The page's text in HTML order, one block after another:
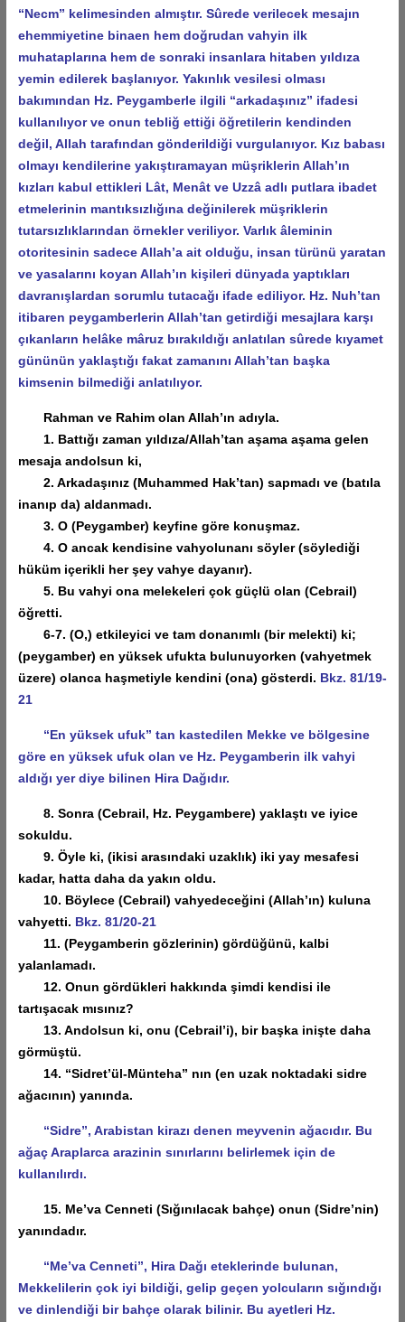
“Necm” kelimesinden almıştır. Sûrede verilecek mesajın
ehemmiyetine binaen hem doğrudan vahyin ilk
muhataplarına hem de sonraki insanlara hitaben yıldıza
yemin edilerek başlanıyor. Yakınlık vesilesi olması
bakımından Hz. Peygamberle ilgili “arkadaşınız” ifadesi
kullanılıyor ve onun tebliğ ettiği öğretilerin kendinden
değil, Allah tarafından gönderildiği vurgulanıyor. Kız babası
olmayı kendilerine yakıştıramayan müşriklerin Allah’ın
kızları kabul ettikleri Lât, Menât ve Uzzâ adlı putlara ibadet
etmelerinin mantıksızlığına değinilerek müşriklerin
tutarsızlıklarından örnekler veriliyor. Varlık âleminin
otoritesinin sadece Allah’a ait olduğu, insan türünü yaratan
ve yasalarını koyan Allah’ın kişileri dünyada yaptıkları
davranışlardan sorumlu tutacağı ifade ediliyor. Hz. Nuh’tan
itibaren peygamberlerin Allah’tan getirdiği mesajlara karşı
çıkanların helâke mâruz bırakıldığı anlatılan sûrede kıyamet
gününün yaklaştığı fakat zamanını Allah’tan başka
kimsenin bilmediği anlatılıyor.
Rahman ve Rahim olan Allah’ın adıyla.
1. Battığı zaman yıldıza/Allah’tan aşama aşama gelen
mesaja andolsun ki,
2. Arkadaşınız (Muhammed Hak’tan) sapmadı ve (batıla
inanıp da) aldanmadı.
3. O (Peygamber) keyfine göre konuşmaz.
4. O ancak kendisine vahyolunanı söyler (söylediği
hüküm içerikli her şey vahye dayanır).
5. Bu vahyi ona melekeleri çok güçlü olan (Cebrail)
öğretti.
6-7. (O,) etkileyici ve tam donanımlı (bir melekti) ki;
(peygamber) en yüksek ufukta bulunuyorken (vahyetmek
üzere) olanca haşmetiyle kendini (ona) gösterdi. Bkz. 81/19-
21
“En yüksek ufuk” tan kastedilen Mekke ve bölgesine
göre en yüksek ufuk olan ve Hz. Peygamberin ilk vahyi
aldığı yer diye bilinen Hira Dağıdır.
8. Sonra (Cebrail, Hz. Peygambere) yaklaştı ve iyice
sokuldu.
9. Öyle ki, (ikisi arasındaki uzaklık) iki yay mesafesi
kadar, hatta daha da yakın oldu.
10. Böylece (Cebrail) vahyedeceğini (Allah’ın) kuluna
vahyetti. Bkz. 81/20-21
11. (Peygamberin gözlerinin) gördüğünü, kalbi
yalanlamadı.
12. Onun gördükleri hakkında şimdi kendisi ile
tartışacak mısınız?
13. Andolsun ki, onu (Cebrail’i), bir başka inişte daha
görmüştü.
14. “Sidret’ül-Münteha” nın (en uzak noktadaki sidre
ağacının) yanında.
“Sidre”, Arabistan kirazı denen meyvenin ağacıdır. Bu
ağaç Araplarca arazinin sınırlarını belirlemek için de
kullanılırdı.
15. Me’va Cenneti (Sığınılacak bahçe) onun (Sidre’nin)
yanındadır.
“Me’va Cenneti”, Hira Dağı eteklerinde bulunan,
Mekkelilerin çok iyi bildiği, gelip geçen yolcuların sığındığı
ve dinlendiği bir bahçe olarak bilinir. Bu ayetleri Hz.